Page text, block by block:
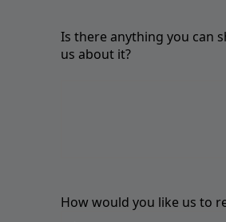
Is there anything you can
us about it?
How would you like us to